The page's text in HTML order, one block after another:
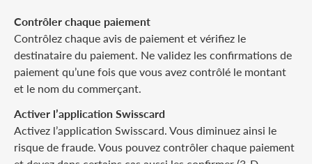
Contrôler chaque paiement
Contrôlez chaque avis de paiement et vérifiez le
destinataire du paiement. Ne validez les confirmations de
paiement qu’une fois que vous avez contrôlé le montant
et le nom du commerçant.
Activer l’application Swisscard
Activez l’application Swisscard. Vous diminuez ainsi le
risque de fraude. Vous pouvez contrôler chaque paiement